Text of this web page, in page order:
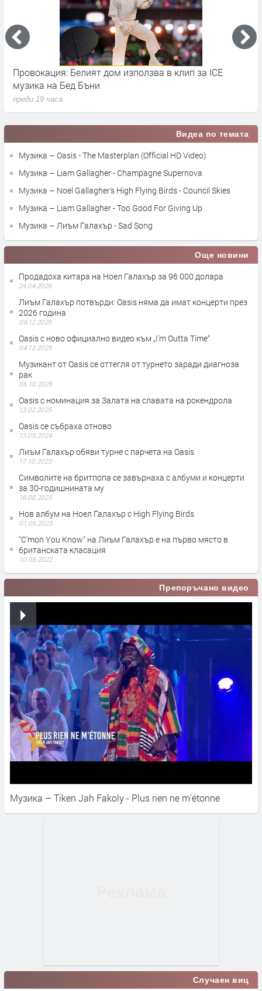
Провокация: Белият дом използва в клип за ICE
музика на Бед Бъни
преди 19 часа
Видеа по темата
Музика – Oasis - The Masterplan (Official HD Video)
Музика – Liam Gallagher - Champagne Supernova
Музика – Noel Gallagher's High Flying Birds - Council Skies
Музика – Liam Gallagher - Too Good For Giving Up
Музика – Лиъм Галахър - Sad Song
Още новини
Продадоха китара на Ноел Галахър за 96 000 долара
24.04.2026
Лиъм Галахър потвърди: Oasis няма да имат концерти през
2026 година
09.12.2025
Oasis с ново официално видео към „I'm Outta Time“
04.12.2025
Музикант от Oasis се оттегля от турнето заради диагноза
рак
06.10.2025
Oasis с номинация за Залата на славата на рокендрола
13.02.2025
Oasis се събраха отново
13.09.2024
Лиъм Галахър обяви турне с парчета на Oasis
17.10.2023
Символите на бритпопа се завърнаха с албуми и концерти
за 30-годишнината му
18.08.2023
Нов албум на Ноел Галахър с High Flying Birds
01.06.2023
"C'mon You Know" на Лиъм Галахър е на първо място в
британската класация
10.06.2022
Препоръчано видео
Музика – Tiken Jah Fakoly - Plus rien ne m'étonne
Случаен виц